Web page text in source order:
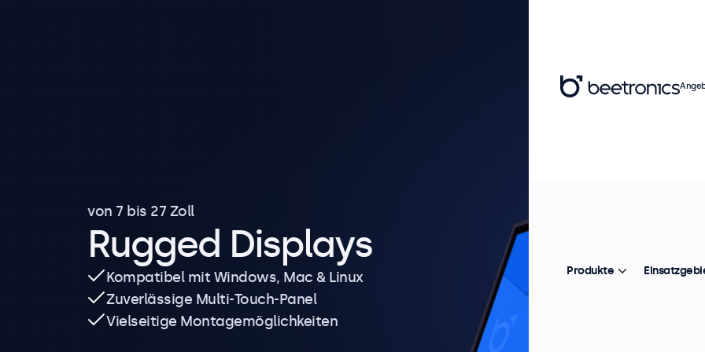
Rugged Displays
von 7 bis 27 Zoll
Kompatibel mit Windows, Mac & Linux
Zuverlässige Multi-Touch-Panel
Vielseitige Montagemöglichkeiten
Produkte